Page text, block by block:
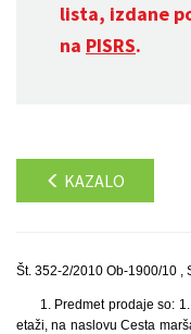
lista, izdane
na PISRS.
KAZALO
Št. 352-2/2010 Ob-1900/10 ,
1. Predmet prodaje so:
etaži, na naslovu Cesta